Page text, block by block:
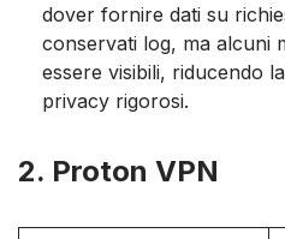
dover fornire dati su
conservati log, ma alcuni
essere visibili, riducendo
privacy rigorosi.
2. Proton VPN